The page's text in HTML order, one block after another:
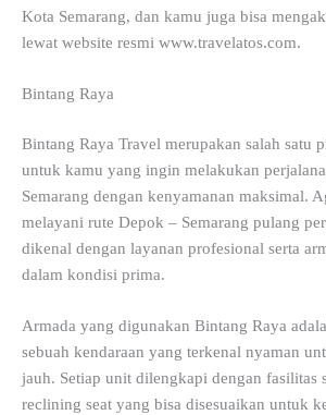
Kota Semarang, dan kamu juga bisa
lewat website resmi www.travelatos.com.
Bintang Raya
Bintang Raya Travel merupakan salah satu
untuk kamu yang ingin melakukan
Semarang dengan kenyamanan maksimal.
melayani rute Depok – Semarang pulang
dikenal dengan layanan profesional serta
dalam kondisi prima.
Armada yang digunakan Bintang Raya
sebuah kendaraan yang terkenal nyaman
jauh. Setiap unit dilengkapi dengan fasilitas
reclining seat yang bisa disesuaikan untuk